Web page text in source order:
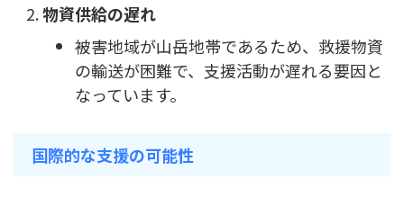
物資供給の遅れ
被害地域が山岳地帯であるため、救援物資
の輸送が困難で、支援活動が遅れる要因と
なっています。
国際的な支援の可能性